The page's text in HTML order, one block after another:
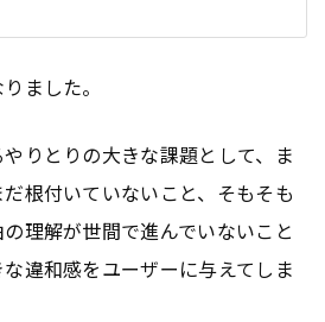
ました。
りとりの大きな課題として、ま
根付いていないこと、そもそも
理解が世間で進んでいないこと
違和感をユーザーに与えてしま